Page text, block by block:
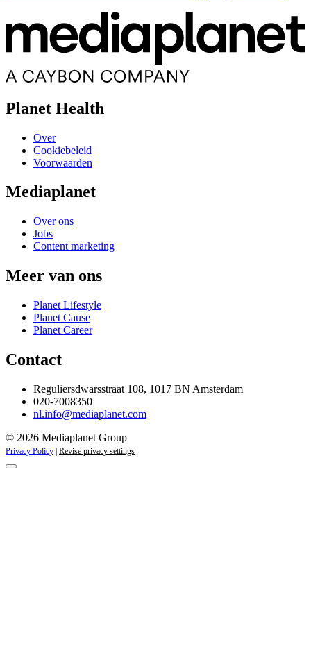
Planet Health
Over
Cookiebeleid
Voorwaarden
Mediaplanet
Over ons
Jobs
Content marketing
Meer van ons
Planet Lifestyle
Planet Cause
Planet Career
Contact
Reguliersdwarsstraat 108, 1017 BN Amsterdam
020-7008350
nl.info@mediaplanet.com
© 2026 Mediaplanet Group
Privacy Policy Revise privacy settings